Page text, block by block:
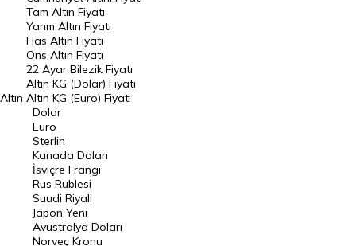
DÖVİZ
Döviz Kuru
Dolar Kuru
Euro Kuru
Pound Kuru
Frank Kuru
Riyal Kuru
Avustralya Doları
Danimarka Kronu Kuru
Altın
Tam Altın Fiyatı
Yarım Altın Fiyatı
Has Altın Fiyatı
Ons Altın Fiyatı
22 Ayar Bilezik Fiyatı
Altın KG (Dolar) Fiyatı
Altın KG (Euro) Fiyatı
Dolar
Euro
Sterlin
Kanada Doları
İsviçre Frangı
Rus Rublesi
Suudi Riyali
Japon Yeni
Avustralya Doları
Norveç Kronu